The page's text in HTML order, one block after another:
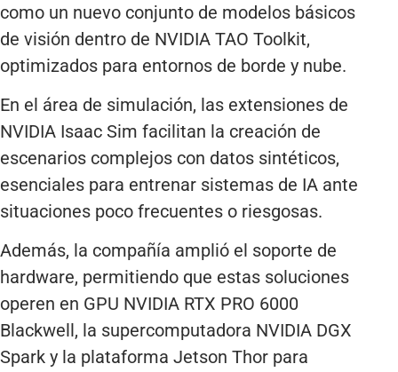
como un nuevo conjunto de modelos básicos
de visión dentro de NVIDIA TAO Toolkit,
optimizados para entornos de borde y nube.
En el área de simulación, las extensiones de
NVIDIA Isaac Sim facilitan la creación de
escenarios complejos con datos sintéticos,
esenciales para entrenar sistemas de IA ante
situaciones poco frecuentes o riesgosas.
Además, la compañía amplió el soporte de
hardware, permitiendo que estas soluciones
operen en GPU NVIDIA RTX PRO 6000
Blackwell, la supercomputadora NVIDIA DGX
Spark y la plataforma Jetson Thor para